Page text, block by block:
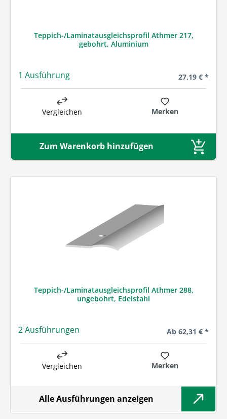
Teppich-/Laminatausgleichsprofil Athmer 217,
gebohrt, Aluminium
1 Ausführung Regulärer
27,19 € *
Vergleichen Merken
Zum Warenkorb hinzufügen
Teppich-/Laminatausgleichsprofil Athmer 288,
ungebohrt, Edelstahl
2 Ausführungen Regulärer Preis:
Ab 62,31 € *
Vergleichen Merken
Alle Ausführungen anzeigen